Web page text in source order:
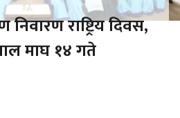
निवारण राष्ट्रिय दिवस,
माघ १४ गते